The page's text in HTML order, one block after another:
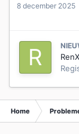
8 december 2025
RenX
Home